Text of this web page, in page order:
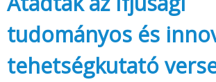
tudományos és
tehetségkutató